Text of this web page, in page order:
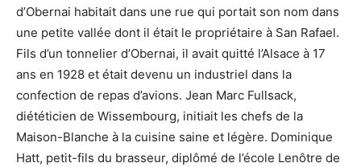
d’Obernai habitait dans une rue qui portait son nom dans
une petite vallée dont il était le propriétaire à San Rafael.
Fils d’un tonnelier d’Obernai, il avait quitté l’Alsace à 17
ans en 1928 et était devenu un industriel dans la
confection de repas d’avions. Jean Marc Fullsack,
diététicien de Wissembourg, initiait les chefs de la
Maison-Blanche à la cuisine saine et légère. Dominique
Hatt, petit-fils du brasseur, diplômé de l’école Lenôtre de